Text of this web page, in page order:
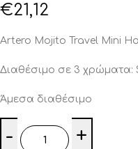
€21,12
Artero Mojito Travel Mini
Διαθέσιμο σε 3 χρώματα:
Άμεσα διαθέσιμο